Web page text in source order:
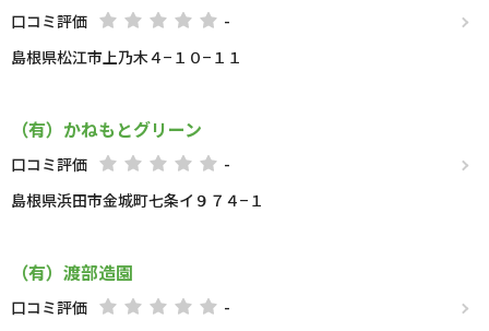
口コミ評価
-
島根県松江市上乃木４−１０−１１
（有）かねもとグリーン
口コミ評価
-
島根県浜田市金城町七条イ９７４−１
（有）渡部造園
口コミ評価
-